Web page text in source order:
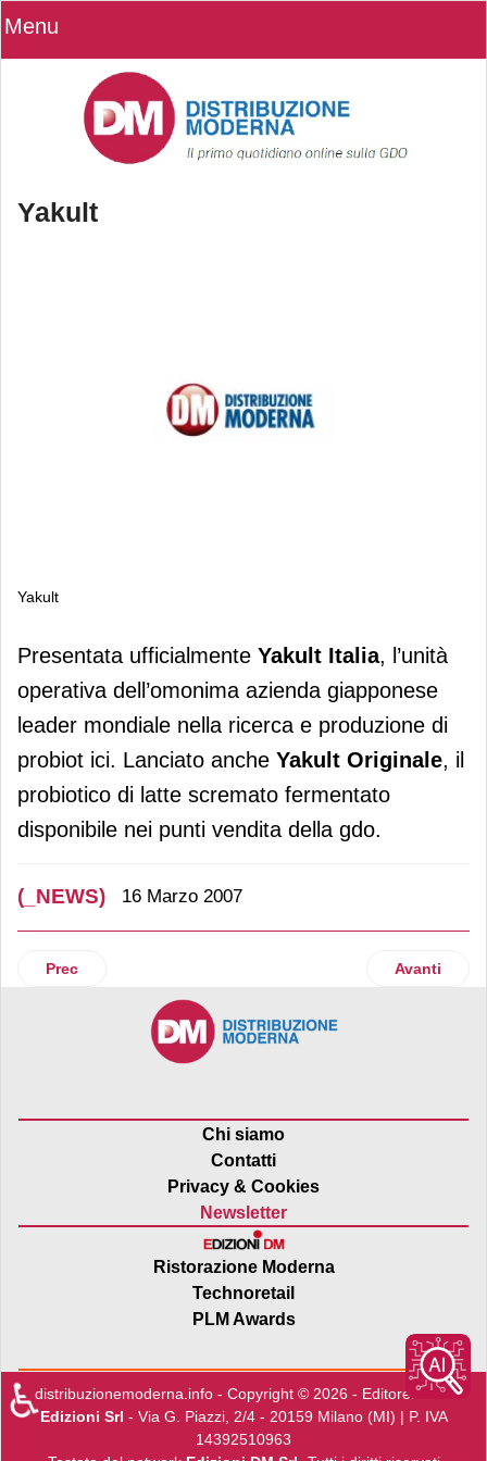
Menu
Yakult
Yakult
Yakult
Presentata ufficialmente Yakult Italia, l’unità
operativa dell’omonima azienda giapponese
leader mondiale nella ricerca e produzione di
probiot ici. Lanciato anche Yakult Originale, il
probiotico di latte scremato fermentato
disponibile nei punti vendita della gdo.
(_NEWS) 16 Marzo 2007
Articolo precedente: Delhaize
Prec Articolo
Avanti
Chi siamo
Contatti
Privacy & Cookies
Newsletter
Ristorazione Moderna
Technoretail
PLM Awards
distribuzionemoderna.info - Copyright © 2026 - Editore:Edra
Edizioni Srl - Via G. Piazzi, 2/4 - 20159 Milano (MI) | P. IVA
14392510963